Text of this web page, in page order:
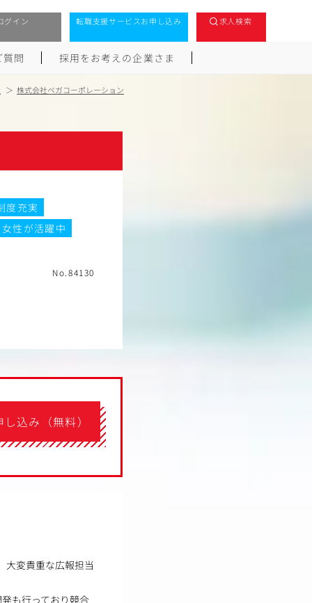
グイン 転職支援サービスお申し込み 求人検索
問 採用をお考えの企業さま
株式会社ベガコーポレーション
度充実
女性が活躍中
No.84130
込み（無料）
大変貴重な広報担当
も行っており競合